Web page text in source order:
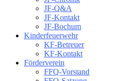
JF-Q&A
JF-Kontakt
JF-Bochum
Kinderfeuerwehr
KF-Betreuer
KF-Kontakt
Förderverein
FFQ-Vorstand